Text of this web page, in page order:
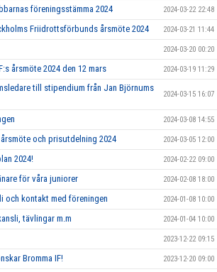
föreningsstämma 2024 2024-03-22 22:48
Friidrottsförbunds årsmöte 2024 2024-03-21 11:44
2024-03-20 00:20
årsmöte 2024 den 12 mars 2024-03-19 11:29
till stipendium från Jan Björnums
2024-03-15 16:07
2024-03-08 14:55
och prisutdelning 2024 2024-03-05 12:00
2024! 2024-02-22 09:00
för våra juniorer 2024-02-08 18:00
och kontakt med föreningen 2024-01-08 10:00
tävlingar m.m 2024-01-04 10:00
2023-12-22 09:15
Bromma IF! 2023-12-20 09:00